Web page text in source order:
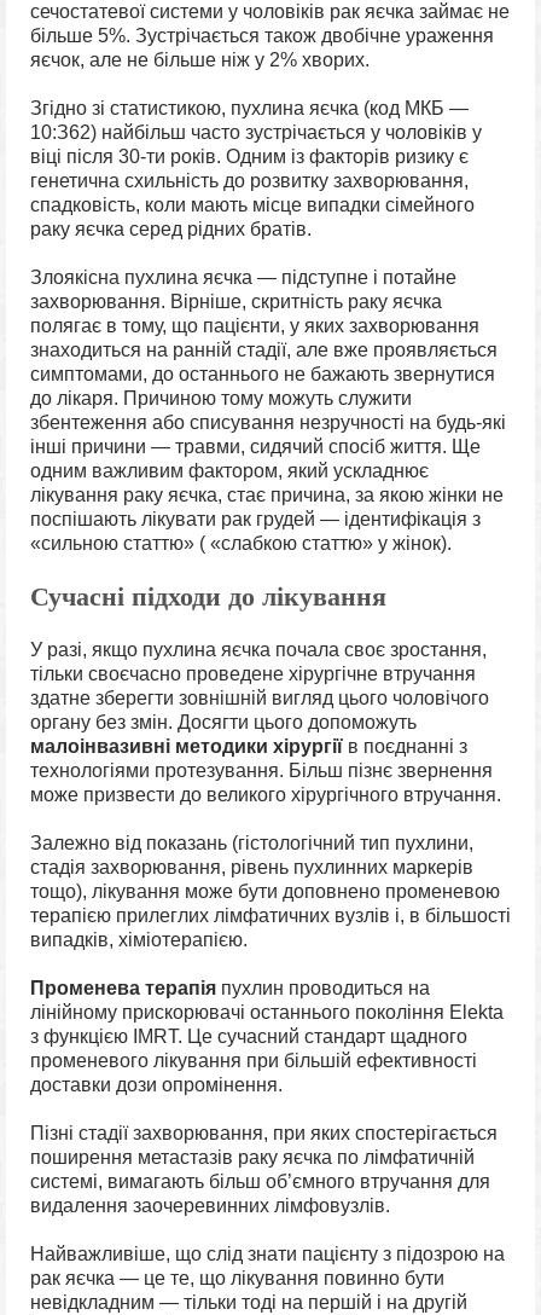
сечостатевої системи у чоловіків рак яєчка займає не
більше 5%. Зустрічається також двобічне ураження
яєчок, але не більше ніж у 2% хворих.
Згідно зі статистикою, пухлина яєчка (код МКБ —
10:З62) найбільш часто зустрічається у чоловіків у
віці після 30-ти років. Одним із факторів ризику є
генетична схильність до розвитку захворювання,
спадковість, коли мають місце випадки сімейного
раку яєчка серед рідних братів.
Злоякісна пухлина яєчка — підступне і потайне
захворювання. Вірніше, скритність раку яєчка
полягає в тому, що пацієнти, у яких захворювання
знаходиться на ранній стадії, але вже проявляється
симптомами, до останнього не бажають звернутися
до лікаря. Причиною тому можуть служити
збентеження або списування незручності на будь-які
інші причини — травми, сидячий спосіб життя. Ще
одним важливим фактором, який ускладнює
лікування раку яєчка, стає причина, за якою жінки не
поспішають лікувати рак грудей — ідентифікація з
«сильною статтю» ( «слабкою статтю» у жінок).
Сучасні підходи до лікування
У разі, якщо пухлина яєчка почала своє зростання,
тільки своєчасно проведене хірургічне втручання
здатне зберегти зовнішній вигляд цього чоловічого
органу без змін. Досягти цього допоможуть
малоінвазивні методики хірургії в поєднанні з
технологіями протезування. Більш пізнє звернення
може призвести до великого хірургічного втручання.
Залежно від показань (гістологічний тип пухлини,
стадія захворювання, рівень пухлинних маркерів
тощо), лікування може бути доповнено променевою
терапією прилеглих лімфатичних вузлів і, в більшості
випадків, хіміотерапією.
Променева терапія пухлин проводиться на
лінійному прискорювачі останнього покоління Elekta
з функцією IMRT. Це сучасний стандарт щадного
променевого лікування при більшій ефективності
доставки дози опромінення.
Пізні стадії захворювання, при яких спостерігається
поширення метастазів раку яєчка по лімфатичній
системі, вимагають більш об’ємного втручання для
видалення заочеревинних лімфовузлів.
Найважливіше, що слід знати пацієнту з підозрою на
рак яєчка — це те, що лікування повинно бути
невідкладним — тільки тоді на першій і на другій